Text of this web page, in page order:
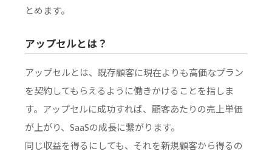
とめます。
アップセルとは？
アップセルとは、既存顧客に現在よりも高価なプラン
を契約してもらえるように働きかけることを指しま
す。アップセルに成功すれば、顧客あたりの売上単価
が上がり、SaaSの成長に繋がります。
同じ収益を得るにしても、それを新規顧客から得るの